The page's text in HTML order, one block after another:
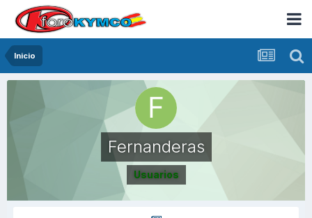
Inicio
Fernanderas
Usuarios